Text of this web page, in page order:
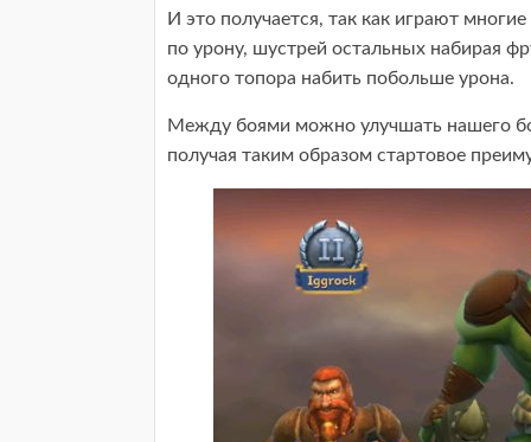
И это получается, так как играют
по урону, шустрей остальных набирая
одного топора набить побольше урона.
Между боями можно улучшать нашего
получая таким образом стартовое